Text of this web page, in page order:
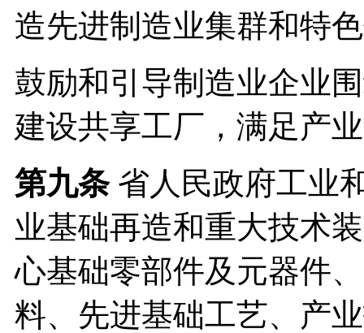
造先进制造业集群和特
鼓励和引导制造业企业
建设共享工厂，满足产
第九条省人民政府工业
业基础再造和重大技术
心基础零部件及元器件
料、先进基础工艺、产